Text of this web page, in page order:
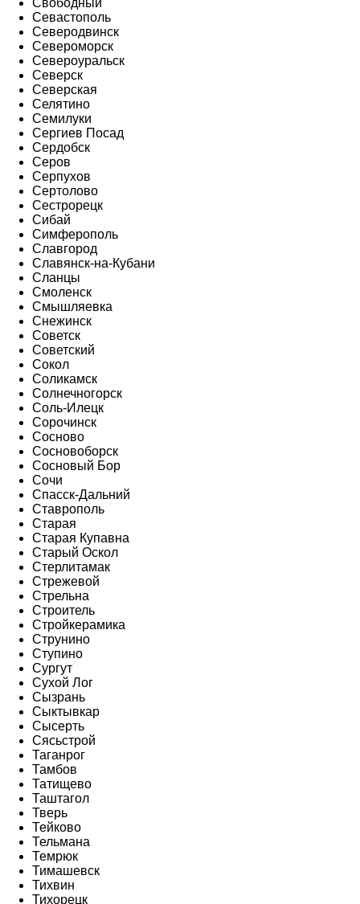
Свободный
Севастополь
Северодвинск
Североморск
Североуральск
Северск
Северская
Селятино
Семилуки
Сергиев Посад
Сердобск
Серов
Серпухов
Сертолово
Сестрорецк
Сибай
Симферополь
Славгород
Славянск-на-Кубани
Сланцы
Смоленск
Смышляевка
Снежинск
Советск
Советский
Сокол
Соликамск
Солнечногорск
Соль-Илецк
Сорочинск
Сосново
Сосновоборск
Сосновый Бор
Сочи
Спасск-Дальний
Ставрополь
Старая
Старая Купавна
Старый Оскол
Стерлитамак
Стрежевой
Стрельна
Строитель
Стройкерамика
Струнино
Ступино
Сургут
Сухой Лог
Сызрань
Сыктывкар
Сысерть
Сясьстрой
Таганрог
Тамбов
Татищево
Таштагол
Тверь
Тейково
Тельмана
Темрюк
Тимашевск
Тихвин
Тихорецк